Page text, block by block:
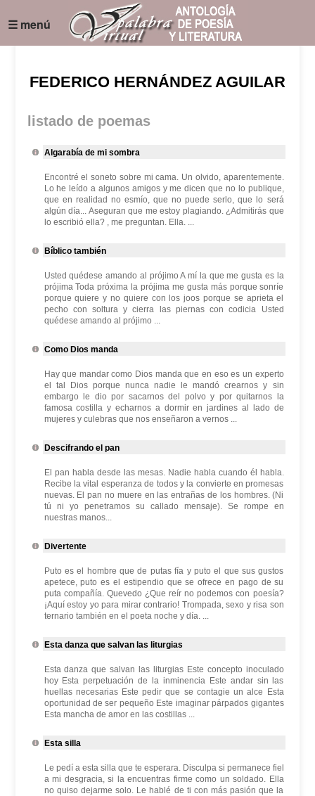
☰ menú
FEDERICO HERNÁNDEZ AGUILAR
listado de poemas
Algarabía de mi sombra
Encontré el soneto sobre mi cama. Un olvido, aparentemente.
Lo he leído a algunos amigos y me dicen que no lo publique,
que en realidad no esmío, que no puede serlo, que lo será
algún día... Aseguran que me estoy plagiando. ¿Admitirás que
lo escribió ella? , me preguntan. Ella. ...
Bíblico también
Usted quédese amando al prójimo A mí la que me gusta es la
prójima Toda próxima la prójima me gusta más porque sonríe
porque quiere y no quiere con los joos porque se aprieta el
pecho con soltura y cierra las piernas con codicia Usted
quédese amando al prójimo ...
Como Dios manda
Hay que mandar como Dios manda que en eso es un experto
el tal Dios porque nunca nadie le mandó crearnos y sin
embargo le dio por sacarnos del polvo y por quitarnos la
famosa costilla y echarnos a dormir en jardines al lado de
mujeres y culebras que nos enseñaron a vernos ...
Descifrando el pan
El pan habla desde las mesas. Nadie habla cuando él habla.
Recibe la vital esperanza de todos y la convierte en promesas
nuevas. El pan no muere en las entrañas de los hombres. (Ni
tú ni yo penetramos su callado mensaje). Se rompe en
nuestras manos...
Divertente
Puto es el hombre que de putas fía y puto el que sus gustos
apetece, puto es el estipendio que se ofrece en pago de su
puta compañía. Quevedo ¿Que reír no podemos con poesía?
¡Aquí estoy yo para mirar contrario! Trompada, sexo y risa son
ternario también en el poeta noche y día. ...
Esta danza que salvan las liturgias
Esta danza que salvan las liturgias Este concepto inoculado
hoy Esta perpetuación de la inminencia Este andar sin las
huellas necesarias Este pedir que se contagie un alce Esta
oportunidad de ser pequeño Este imaginar párpados gigantes
Esta mancha de amor en las costillas ...
Esta silla
Le pedí a esta silla que te esperara. Disculpa si permanece fiel
a mi desgracia, si la encuentras firme como un soldado. Ella
no quiso dejarme solo. Le hablé de ti con más pasión que la